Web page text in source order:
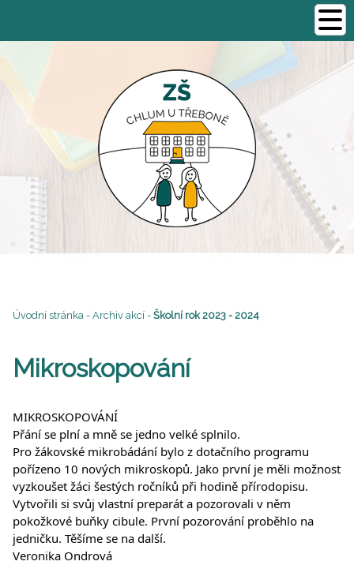
Úvodní stránka - Archiv akcí - Školní rok 2023 - 2024
Mikroskopování
MIKROSKOPOVÁNÍ
Přání se plní a mně se jedno velké splnilo.
Pro žákovské mikrobádání bylo z dotačního programu
pořízeno 10 nových mikroskopů. Jako první je měli možnost
vyzkoušet žáci šestých ročníků při hodině přírodopisu.
Vytvořili si svůj vlastní preparát a pozorovali v něm
pokožkové buňky cibule. První pozorování proběhlo na
jedničku. Těšíme se na další.
Veronika Ondrová